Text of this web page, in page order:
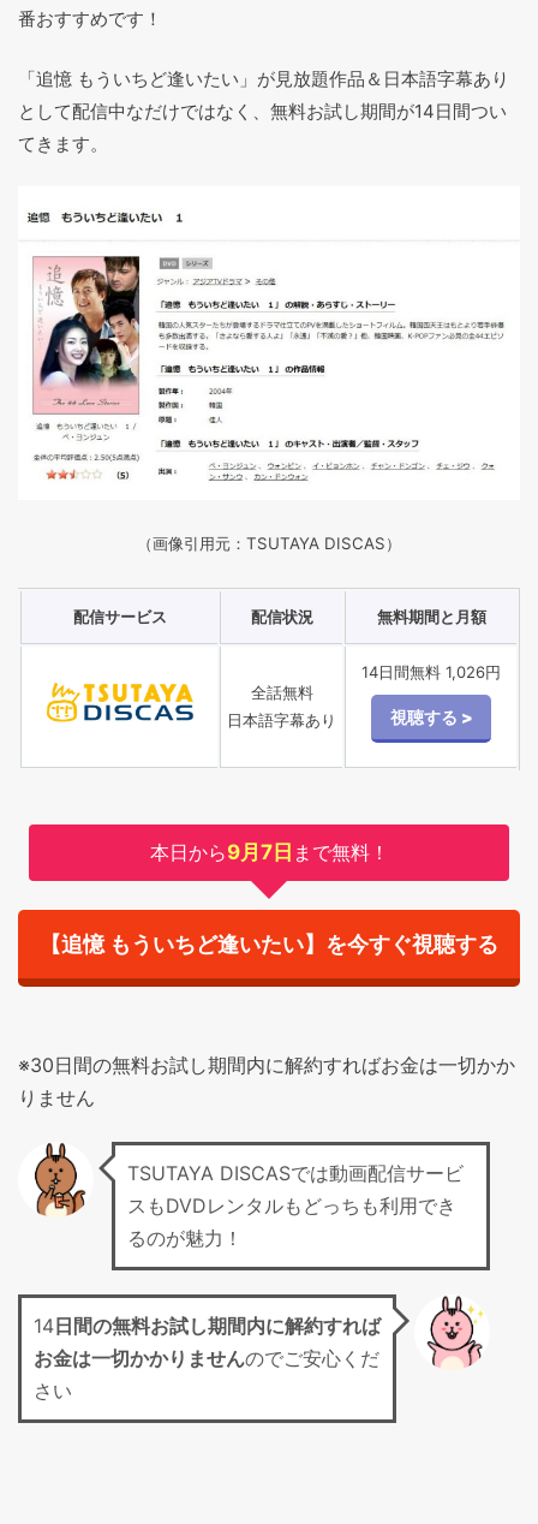
番おすすめです！
「追憶 もういちど逢いたい」が見放題作品＆日本語字幕あり
として配信中なだけではなく、無料お試し期間が14日間つい
てきます。
（画像引用元：TSUTAYA DISCAS）
配信サービス 配信状況 無料期間と月額
全話無料
日本語字幕あり
14日間無料 1,026円
本日から9月7日 まで無料！
【追憶 もういちど逢いたい】を今すぐ視聴する
※30日間の無料お試し期間内に解約すればお金は一切かか
りません
TSUTAYA DISCASでは動画配信サービ
スもDVDレンタルもどっちも利用でき
るのが魅力！
14日間の無料お試し期間内に解約すれば
お金は一切かかりませんのでご安心くだ
さい